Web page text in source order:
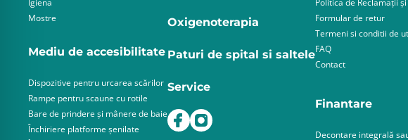
Mostre
Mediu de accesibilitate
Dispozitive pentru urcarea scărilor
Rampe pentru scaune cu rotile
Bare de prindere și mânere de baie
Închiriere platforme șenilate
Oxigenoterapia
Paturi de spital si saltele
Service
Formular de retur
Termeni si conditii de
FAQ
Contact
Finantare
Decontare integrală